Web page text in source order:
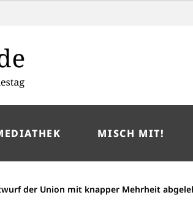
MISCH MIT!
der Union mit knapper Mehrheit